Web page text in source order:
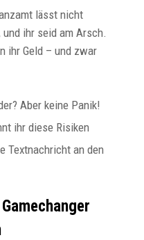
lässt nicht
ihr seid am Arsch.
ihr Geld – und zwar
Aber keine Panik!
ihr diese Risiken
Textnachricht an den